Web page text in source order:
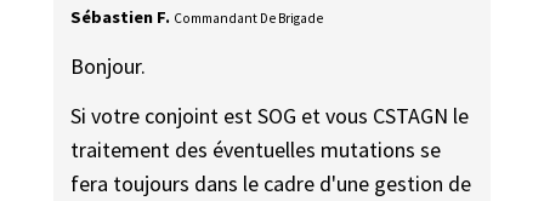
Sébastien F. Commandant De Brigade
Bonjour.
Si votre conjoint est SOG et vous CSTAGN le
traitement des éventuelles mutations se
fera toujours dans le cadre d'une gestion de